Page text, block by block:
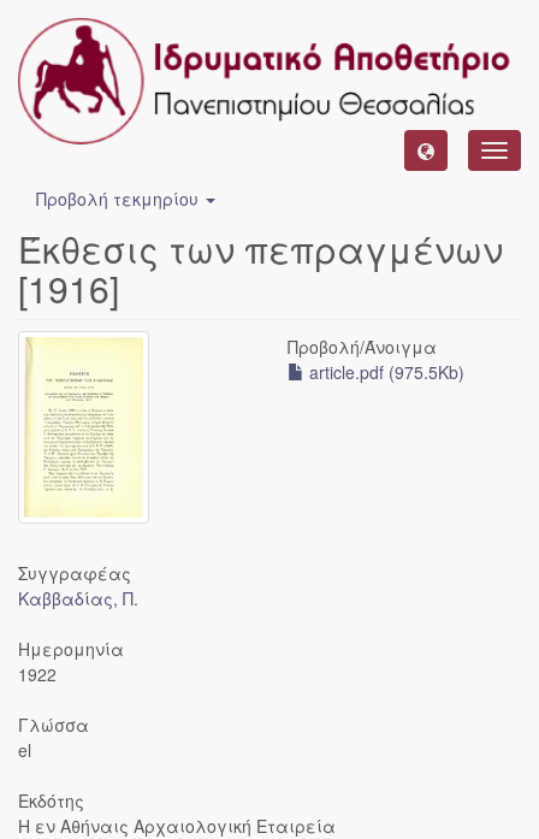
Προβολή τεκμηρίου
Έκθεσις των πεπραγμένων
[1916]
Προβολή/Άνοιγμα
article.pdf (975.5Kb)
Συγγραφέας
Καββαδίας, Π.
Ημερομηνία
1922
Γλώσσα
el
Εκδότης
Η εν Αθήναις Αρχαιολογική Εταιρεία